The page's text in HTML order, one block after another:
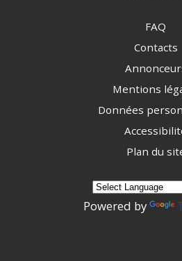
FAQ
Contacts
Mentions
Données
Plan du
Powered by